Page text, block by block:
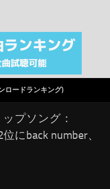
ング
ロードランキング)
プソング：
にback number、